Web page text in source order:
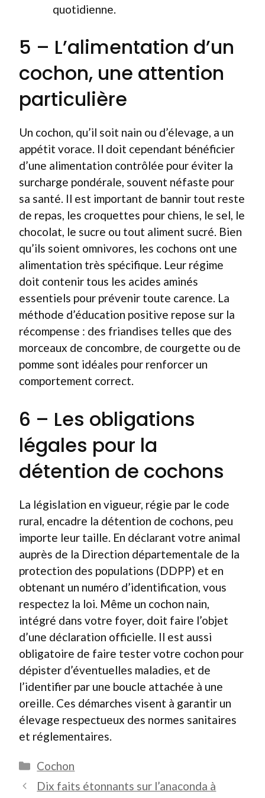
quotidienne.
5 – L’alimentation d’un
cochon, une attention
particulière
Un cochon, qu’il soit nain ou d’élevage, a un
appétit vorace. Il doit cependant bénéficier
d’une alimentation contrôlée pour éviter la
surcharge pondérale, souvent néfaste pour
sa santé. Il est important de bannir tout reste
de repas, les croquettes pour chiens, le sel, le
chocolat, le sucre ou tout aliment sucré. Bien
qu’ils soient omnivores, les cochons ont une
alimentation très spécifique. Leur régime
doit contenir tous les acides aminés
essentiels pour prévenir toute carence. La
méthode d’éducation positive repose sur la
récompense : des friandises telles que des
morceaux de concombre, de courgette ou de
pomme sont idéales pour renforcer un
comportement correct.
6 – Les obligations
légales pour la
détention de cochons
La législation en vigueur, régie par le code
rural, encadre la détention de cochons, peu
importe leur taille. En déclarant votre animal
auprès de la Direction départementale de la
protection des populations (DDPP) et en
obtenant un numéro d’identification, vous
respectez la loi. Même un cochon nain,
intégré dans votre foyer, doit faire l’objet
d’une déclaration officielle. Il est aussi
obligatoire de faire tester votre cochon pour
dépister d’éventuelles maladies, et de
l’identifier par une boucle attachée à une
oreille. Ces démarches visent à garantir un
élevage respectueux des normes sanitaires
et réglementaires.
Catégories
Cochon
Dix faits étonnants sur l’anaconda à